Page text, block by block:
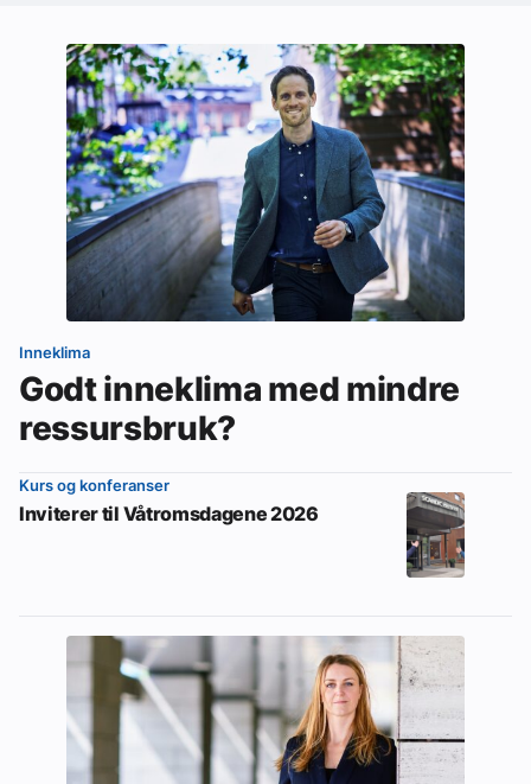
Inneklima
Godt inneklima med mindre
ressursbruk?
Kurs og konferanser
Inviterer til Våtromsdagene 2026